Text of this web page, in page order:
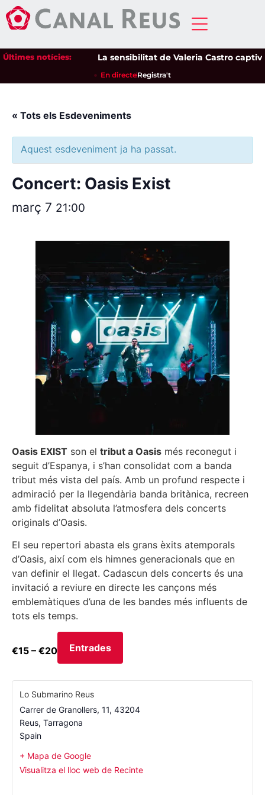
Últimes notícies: La sensibilitat de Valeria Castro
En directeRegistra't
« Tots els Esdeveniments
Aquest esdeveniment ja ha passat.
Concert: Oasis Exist
març 7 21:00
Oasis EXIST son el tribut a Oasis més reconegut i
seguit d’Espanya, i s’han consolidat com a banda
tribut més vista del país. Amb un profund respecte i
admiració per la llegendària banda britànica, recreen
amb fidelitat absoluta l’atmosfera dels concerts
originals d’Oasis.
El seu repertori abasta els grans èxits atemporals
d’Oasis, així com els himnes generacionals que en
van definir el llegat. Cadascun dels concerts és una
invitació a reviure en directe les cançons més
emblemàtiques d’una de les bandes més influents de
tots els temps.
€15 – €20 Entrades
Lo Submarino Reus
Carrer de Granollers, 11, 43204
Reus, Tarragona
Spain
+ Mapa de Google
Visualitza el lloc web de Recinte